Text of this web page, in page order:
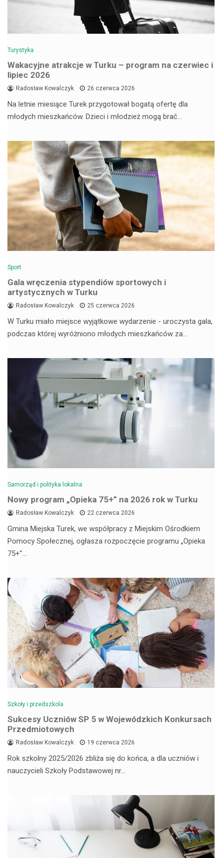
Turystyka
Wakacyjne atrakcje w Turku – program na czerwiec i
lipiec 2026
Radosław Kowalczyk 26 czerwca 2026
Na letnie miesiące Turek przygotował bogatą ofertę dla
młodych mieszkańców. Dzieci i młodzież mogą brać…
Sport
Gala wręczenia stypendiów sportowych i
artystycznych w Turku
Radosław Kowalczyk 25 czerwca 2026
W Turku miało miejsce wyjątkowe wydarzenie - uroczysta gala,
podczas której wyróżniono młodych mieszkańców za…
Samorząd i polityka lokalna
Nowy program „Opieka 75+” na 2026 rok w Turku
Radosław Kowalczyk 22 czerwca 2026
Gmina Miejska Turek, we współpracy z Miejskim Ośrodkiem
Pomocy Społecznej, ogłasza rozpoczęcie programu „Opieka
75+”…
Szkoły i przedszkola
Sukcesy Uczniów SP 5 w Wojewódzkich Konkursach
Przedmiotowych
Radosław Kowalczyk 19 czerwca 2026
Rok szkolny 2025/2026 zbliża się do końca, a dla uczniów i
nauczycieli Szkoły Podstawowej nr…